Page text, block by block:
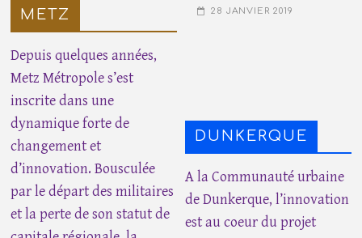
METZ
Depuis quelques années,
Metz Métropole s’est
inscrite dans une
dynamique forte de
changement et
d’innovation. Bousculée
par le départ des militaires
et la perte de son statut de
28 JANVIER 2019
DUNKERQUE
A la Communauté urbaine
de Dunkerque, l’innovation
est au coeur du projet